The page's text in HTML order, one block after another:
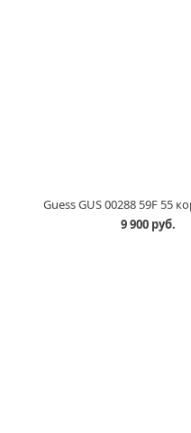
Guess GUS 00288 59F 55
9 900 руб.